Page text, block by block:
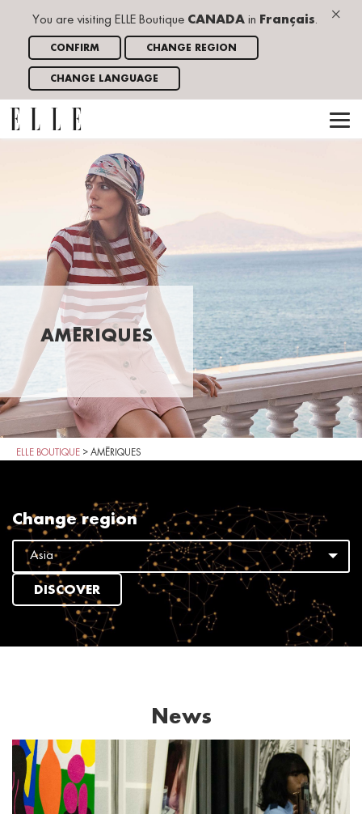
×
You are visiting ELLE Boutique CANADA in Français.
CONFIRM CHANGE REGION
CHANGE LANGUAGE
AMÉRIQUES
ELLE BOUTIQUE > AMÉRIQUES
Change region
DISCOVER
News